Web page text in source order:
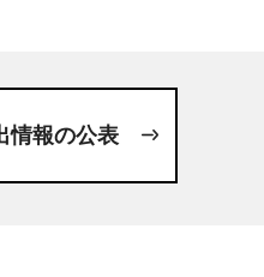
情報の公表